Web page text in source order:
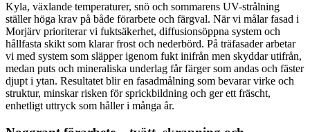
Kyla, växlande temperaturer, snö och sommarens UV-strålning
ställer höga krav på både förarbete och färgval. När vi målar fasad i
Morjärv prioriterar vi fuktsäkerhet, diffusionsöppna system och
hållfasta skikt som klarar frost och nederbörd. På träfasader arbetar
vi med system som släpper igenom fukt inifrån men skyddar utifrån,
medan puts och mineraliska underlag får färger som andas och fäster
djupt i ytan. Resultatet blir en fasadmålning som bevarar virke och
struktur, minskar risken för sprickbildning och ger ett fräscht,
enhetligt uttryck som håller i många år.